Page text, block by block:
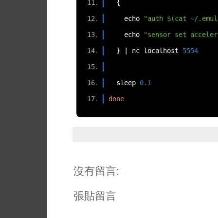
{
    echo
"auth $(cat ~/
    echo
"sensor set
} | nc localhost 5554
  sleep
0.1
done
沒有留言:
張貼留言